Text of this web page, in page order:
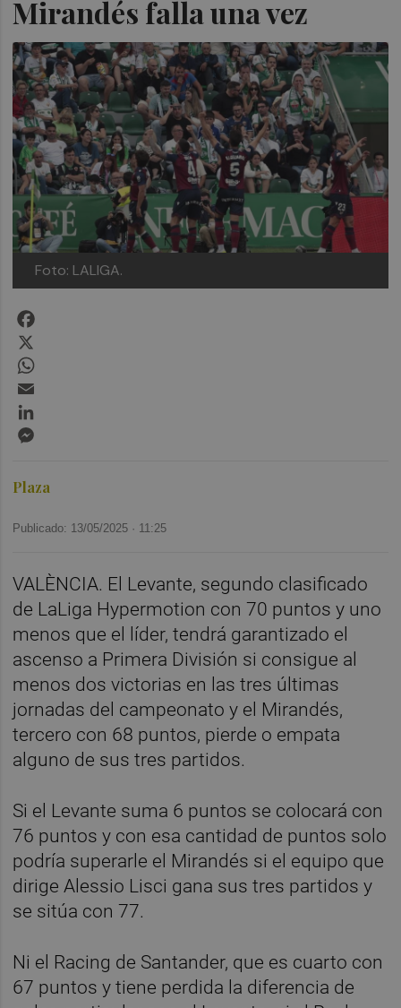
Mirandés falla una vez
Foto: LALIGA.
Plaza
Publicado: 13/05/2025 · 11:25
VALÈNCIA. El Levante, segundo clasificado
de LaLiga Hypermotion con 70 puntos y uno
menos que el líder, tendrá garantizado el
ascenso a Primera División si consigue al
menos dos victorias en las tres últimas
jornadas del campeonato y el Mirandés,
tercero con 68 puntos, pierde o empata
alguno de sus tres partidos.
Si el Levante suma 6 puntos se colocará con
76 puntos y con esa cantidad de puntos solo
podría superarle el Mirandés si el equipo que
dirige Alessio Lisci gana sus tres partidos y
se sitúa con 77.
Ni el Racing de Santander, que es cuarto con
67 puntos y tiene perdida la diferencia de